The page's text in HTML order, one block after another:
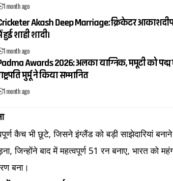
1 month ago
Akash Deep Marriage: क्रिकेटर
हुई शाही शादी।
1 month ago
Awards 2026: अलका याग्निक, ममूटी को पद्म
मुर्मू ने किया सम्मानित
1 month ago
कैच भी छूटे, जिसने इंग्लैंड को बड़ी साझेदारियां
जिन्होंने बाद में महत्वपूर्ण 51 रन बनाए, भारत को
बना।